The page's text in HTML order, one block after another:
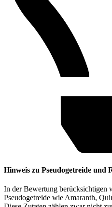
Hinweis zu Pseudogetreide und
In der Bewertung berücksichtigen
Pseudogetreide wie Amaranth,